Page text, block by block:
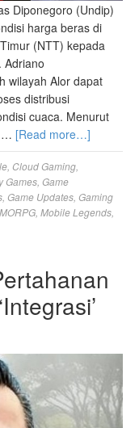
Diponegoro (Undip)
harga beras di
(NTT) kepada
Adriano
wilayah Alor dapat
distribusi
cuaca. Menurut
… [Read more…]
Cloud Gaming
Games Game
Game Updates Gaming
Mobile Legends